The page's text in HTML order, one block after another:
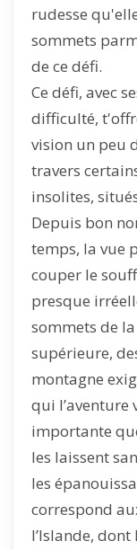
rudesse
sommets
de ce défi.
Ce défi, avec
difficulté,
vision un peu
travers
insolites,
Depuis bon
temps, la vue
couper le
presque
sommets de
supérieure,
montagne
qui l’aventure
importante
les laissent
les
correspond
l’Islande,